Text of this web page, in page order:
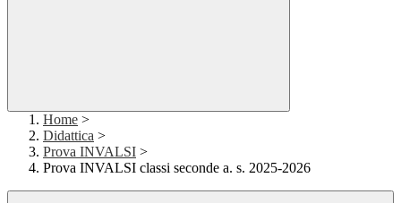
Home >
Didattica >
Prova INVALSI >
Prova INVALSI classi seconde a. s. 2025-2026